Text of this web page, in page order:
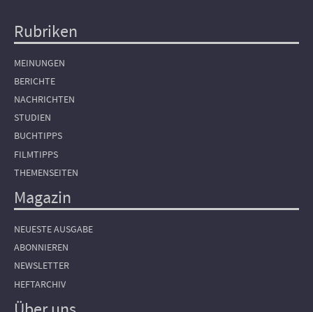
Hauptnavigation
Rubriken
MEINUNGEN
BERICHTE
NACHRICHTEN
STUDIEN
BUCHTIPPS
FILMTIPPS
THEMENSEITEN
Magazin
NEUESTE AUSGABE
ABONNIEREN
NEWSLETTER
HEFTARCHIV